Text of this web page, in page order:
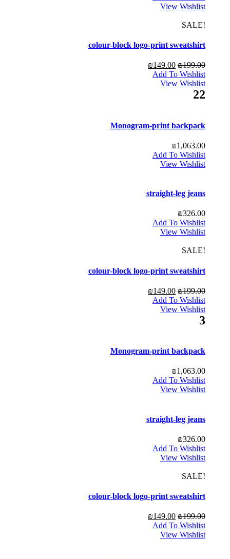
View Wishlist
!SALE
colour-block logo-print sweatshirt
₪199.00
₪149.00
Add To Wishlist
View Wishlist
22
Monogram-print backpack
₪1,063.00
Add To Wishlist
View Wishlist
straight-leg jeans
₪326.00
Add To Wishlist
View Wishlist
!SALE
colour-block logo-print sweatshirt
₪199.00
₪149.00
Add To Wishlist
View Wishlist
3
Monogram-print backpack
₪1,063.00
Add To Wishlist
View Wishlist
straight-leg jeans
₪326.00
Add To Wishlist
View Wishlist
!SALE
colour-block logo-print sweatshirt
₪199.00
₪149.00
Add To Wishlist
View Wishlist